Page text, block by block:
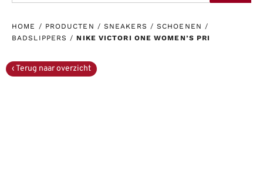
HOME / PRODUCTEN / SNEAKERS /SCHOENEN /
BADSLIPPERS /NIKE VICTORI ONE WOMEN’S PRI